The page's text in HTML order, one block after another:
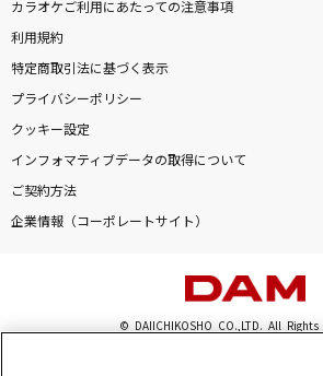
カラオケご利用にあたっての注意事項
利用規約
特定商取引法に基づく表示
プライバシーポリシー
クッキー設定
インフォマティブデータの取得について
ご契約方法
企業情報（コーポレートサイト）
© DAIICHIKOSHO CO.,LTD. All Rights